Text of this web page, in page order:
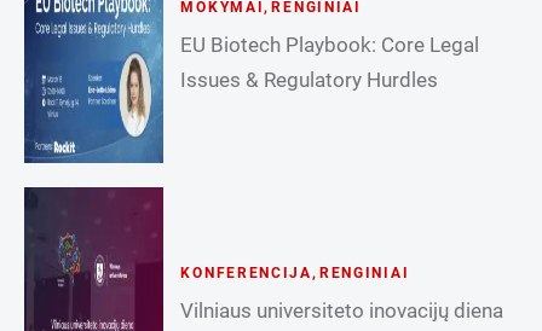
MOKYMAI ,RENGINIAI
EU Biotech Playbook: Core Legal
Issues & Regulatory Hurdles
KONFERENCIJA , RENGINIAI
Vilniaus universiteto inovacijų diena